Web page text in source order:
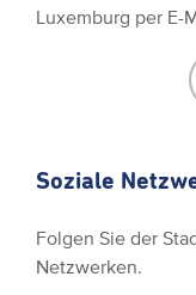
Luxemburg per E-
Soziale
Folgen Sie der
Netzwerken.